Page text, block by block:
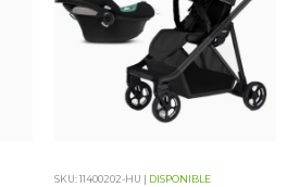
SKU: 11400202-HU | DISPONIBLE